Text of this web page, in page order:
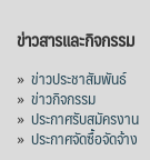
ข่าวสารและกิจกรรม
» ข่าวประชาสัมพันธ์
» ข่าวกิจกรรม
» ประกาศรับสมัครงาน
» ประกาศจัดซื้อจัดจ้าง